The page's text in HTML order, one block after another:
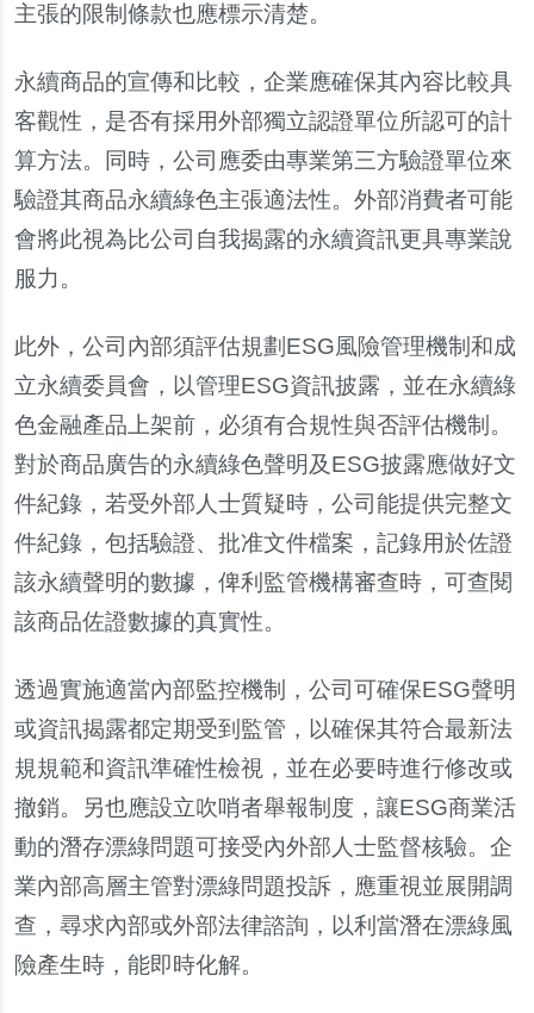
主張的限制條款也應標示清楚。
永續商品的宣傳和比較，企業應確保其內容比較具
客觀性，是否有採用外部獨立認證單位所認可的計
算方法。同時，公司應委由專業第三方驗證單位來
驗證其商品永續綠色主張適法性。外部消費者可能
會將此視為比公司自我揭露的永續資訊更具專業說
服力。
此外，公司 內部須評估規劃 ESG風險管理機制和成
立永續委員會，以管理ESG資訊披露，並在永續綠
色金融產品上架前，必須有合規性與否評估機制。
對於商品廣告的永續綠色聲明及ESG披露應做好文
件紀錄 ，若受外部人士質疑時，公司能提供完整文
件紀錄 ，包括驗證、批准文件檔案，記錄用於佐證
該永續聲明的數據，俾利監管機構審查時，可查閱
該商品佐證數據的真實性。
透過實施適當內部監控機制，公司可確保ESG聲明
或資訊揭露都定期受到監管，以確保其符合最新法
規規範和資訊準確性檢視，並在必要時進行修改或
撤銷。
另也應設立吹哨者舉報制度，讓ESG商業活
動的潛存漂綠問題可接受內外部人士監督核驗。企
業內部高層主管對漂綠問題投訴，應重視並展開調
查 ，尋求內部或外部法律諮詢，以利當潛在漂綠風
險產生時，能即時化解。